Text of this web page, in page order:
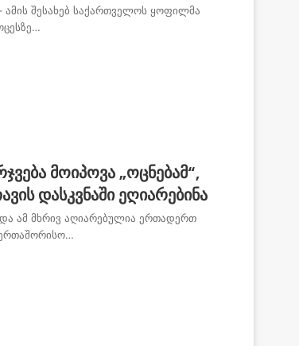
შესახებ საქართველოს ყოფილმა
მოიპოვა „ოცნებამ“,
დასკვნაში ეღიარებინა
და ამ მხრივ აღიარებულია ერთადერთ